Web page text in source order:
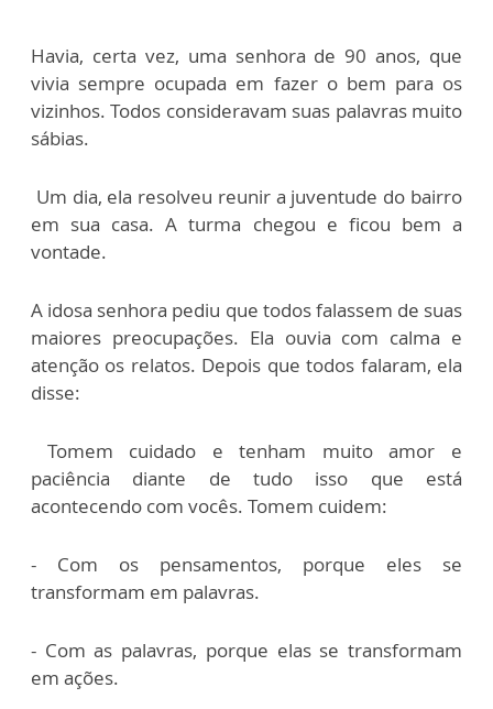
Havia, certa vez, uma senhora de 90 anos, que
vivia sempre ocupada em fazer o bem para os
vizinhos. Todos consideravam suas palavras muito
sábias.
Um dia, ela resolveu reunir a juventude do bairro
em sua casa. A turma chegou e ficou bem a
vontade.
A idosa senhora pediu que todos falassem de suas
maiores preocupações. Ela ouvia com calma e
atenção os relatos. Depois que todos falaram, ela
disse:
Tomem cuidado e tenham muito amor e
paciência diante de tudo isso que está
acontecendo com vocês. Tomem cuidem:
- Com os pensamentos, porque eles se
transformam em palavras.
- Com as palavras, porque elas se transformam
em ações.